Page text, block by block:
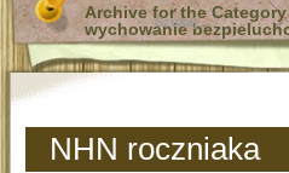
Archive for the Category
wychowanie
NHN roczniaka